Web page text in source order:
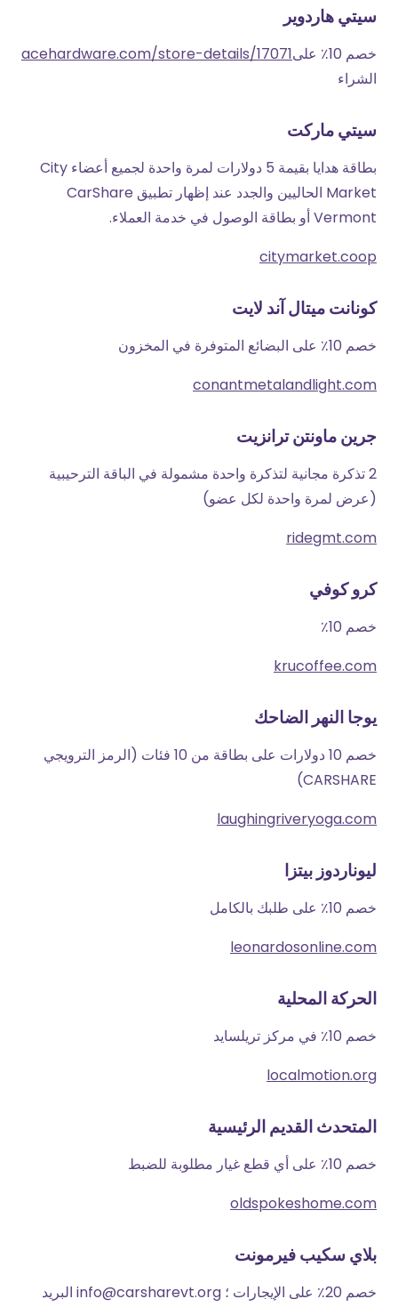
سيتي هاردوير
خصم 10٪ على
acehardware.com/store-details/17071
الشراء
سيتي ماركت
بطاقة هدايا بقيمة 5 دولارات لمرة واحدة لجميع أعضاء City
Market الحاليين والجدد عند إظهار تطبيق CarShare
Vermont أو بطاقة الوصول في خدمة العملاء.
citymarket.coop
كونانت ميتال آند لايت
خصم 10٪ على البضائع المتوفرة في المخزون
conantmetalandlight.com
جرين ماونتن ترانزيت
2 تذكرة مجانية لتذكرة واحدة مشمولة في الباقة الترحيبية
(عرض لمرة واحدة لكل عضو)
ridegmt.com
كرو كوفي
خصم 10٪
krucoffee.com
يوجا النهر الضاحك
خصم 10 دولارات على بطاقة من 10 فئات (الرمز الترويجي
CARSHARE)
laughingriveryoga.com
ليوناردوز بيتزا
خصم 10٪ على طلبك بالكامل
leonardosonline.com
الحركة المحلية
خصم 10٪ في مركز تريلسايد
localmotion.org
المتحدث القديم الرئيسية
خصم 10٪ على أي قطع غيار مطلوبة للضبط
oldspokeshome.com
بلاي سكيب فيرمونت
خصم 20٪ على الإيجارات ؛ info@carsharevt.org البريد